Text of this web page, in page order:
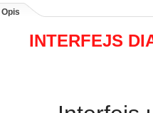
Opis
INTERFEJS